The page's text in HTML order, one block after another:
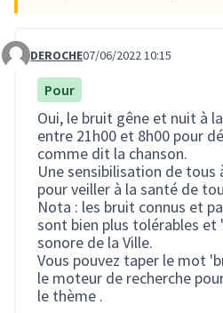
Commentaire 1250
DEROCHE07/06/2022 10:15
Pour
Oui, le bruit gêne et nuit à
entre 21h00 et 8h00 pour
comme dit la chanson.
Une sensibilisation de tous
pour veiller à la santé de
Nota : les bruit connus et
sont bien plus tolérables
sonore de la Ville.
Vous pouvez taper le mot
le moteur de recherche
le thème .